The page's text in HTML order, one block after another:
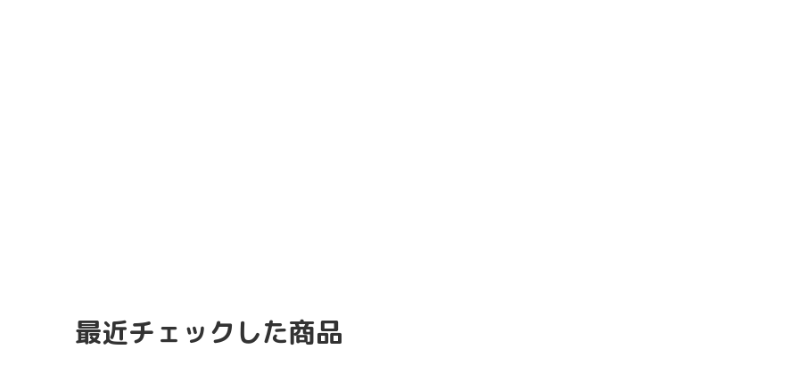
最近チェックした商品